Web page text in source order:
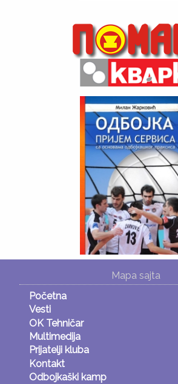
Mapa sajta
Početna
Vesti
OK Tehničar
Multimedija
Prijatelji kluba
Kontakt
Odbojkaški kamp